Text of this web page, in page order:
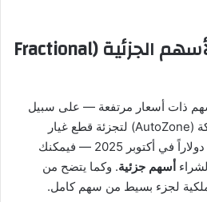
4. الاستثمار في الأسهم الجزئية (Fractional
ذات أسعار مرتفعة — على سبيل
المثال، وصل سعر سهم شركة (AutoZone) لتجزئة قطع غيار
السيارات إلى حوالي 4,064 دولاراً في أكتوبر 2025 — فيمكنك
أسهم جزئية. وكما يتضح من
لجزء بسيط من سهم كامل.